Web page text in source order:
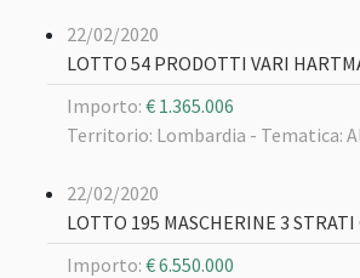
22/02/2020
LOTTO 54 PRODOTTI VARI
Importo: € 1.365.006
Territorio: Lombardia - Tematica:
22/02/2020
LOTTO 195 MASCHERINE 3
Importo: € 6.550.000